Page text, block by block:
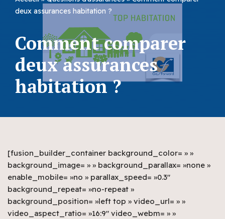
deux assurances habitation ?
Comment comparer
deux assurances
habitation ?
[fusion_builder_container background_color= » »
background_image= » » background_parallax= »none »
enable_mobile= »no » parallax_speed= »0.3″
background_repeat= »no-repeat »
background_position= »left top » video_url= » »
video_aspect_ratio= »16:9″ video_webm= » »